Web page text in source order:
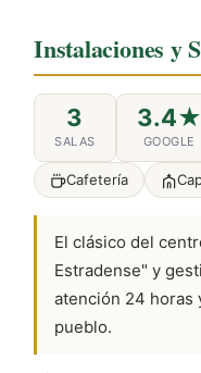
Instalaciones y
3
SALAS
3.4★
GOOGLE
Cafetería
El clásico del
Estradense" y
atención 24 horas
pueblo.